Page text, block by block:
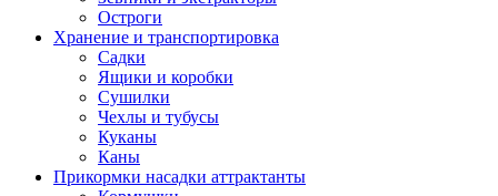
Остроги
Хранение и транспортировка
Садки
Ящики и коробки
Сушилки
Чехлы и тубусы
Куканы
Каны
Прикормки насадки аттрактанты